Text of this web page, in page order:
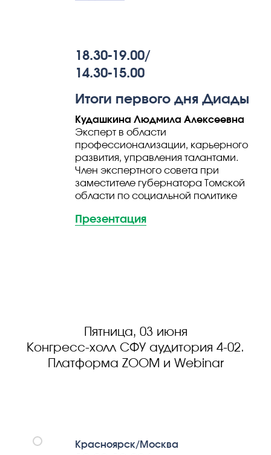
18.30-19.00/
14.30-15.00
Итоги первого дня Диады
Кудашкина Людмила Алексеевна
Эксперт в области
профессионализации, карьерного
развития, управления талантами.
Член экспертного совета при
заместителе губернатора Томской
области по социальной политике
Презентация
Пятница, 03 июня
Конгресс-холл СФУ аудитория 4-02.
Платформа ZOOM и Webinar
Красноярск/Москва